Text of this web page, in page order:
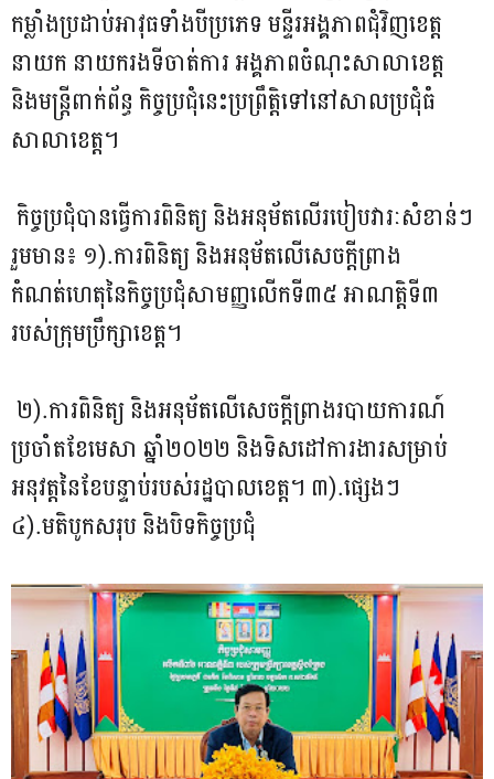
កម្លាំងប្រដាប់អាវុធទាំងបីប្រភេទ មន្ទីរអង្គភាពជុំវិញខេត្ត
នាយក នាយករងទីចាត់ការ អង្គភាពចំណុះសាលាខេត្ត
និងមន្រ្តីពាក់ព័ន្ធ កិច្ចប្រជុំនេះប្រព្រឹត្តិទៅនៅសាលប្រជុំធំ
សាលាខេត្ត។
កិច្ចប្រជុំបានធ្វើការពិនិត្យ និងអនុម័តលើរបៀបវារៈសំខាន់ៗ
រួមមាន៖ ១).ការពិនិត្យ និងអនុម័តលើសេចក្តីព្រាង
កំណត់ហេតុនៃកិច្ចប្រជុំសាមញ្ញលើកទី៣៥ អាណត្តិទី៣
របស់ក្រុមប្រឹក្សាខេត្ត។
២).ការពិនិត្យ និងអនុម័តលើសេចក្តីព្រាងរបាយការណ៍
ប្រចាំតខែមេសា ឆ្នាំ២០២២ និងទិសដៅការងារសម្រាប់
អនុវត្តនៃខែបន្ទាប់របស់រដ្ឋបាលខេត្ត។ ៣).ផ្សេងៗ
៤).មតិបូកសរុប និងបិទកិច្ចប្រជុំ